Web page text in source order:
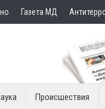
Газета МД
Происшествия